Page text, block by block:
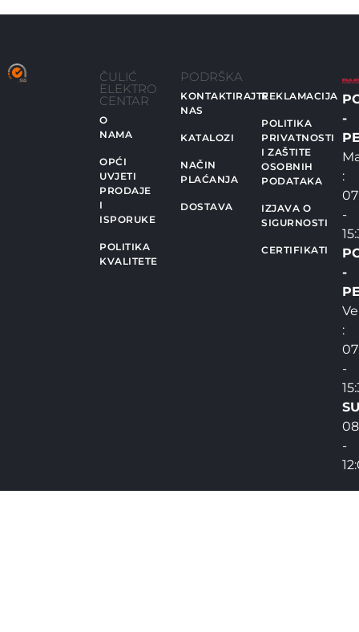
ČULIĆ
ELEKTRO
CENTAR
O
NAMA
OPĆI
UVJETI
PRODAJE
I
ISPORUKE
POLITIKA
KVALITETE
PODRŠKA
KONTAKTIRAJTE
NAS
KATALOZI
NAČIN
PLAĆANJA
DOSTAVA
REKLAMACIJA
POLITIKA
PRIVATNOSTI
I ZAŠTITE
OSOBNIH
PODATAKA
IZJAVA O
SIGURNOSTI
CERTIFIKATI
-
:
-
-
:
-
-